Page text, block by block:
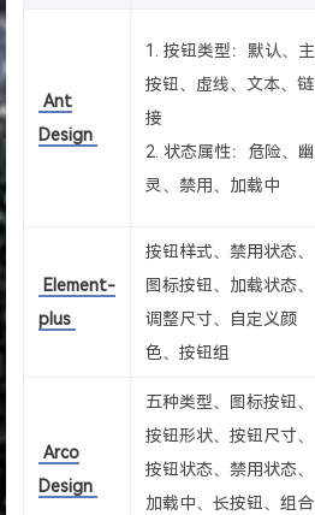
Ant
Design
1. 按钮类型：默认、主
按钮、虚线、文本、链
接
2. 状态属性：危险、幽
灵、禁用、加载中
Element-
plus
按钮样式、禁用状态、
图标按钮、加载状态、
调整尺寸、自定义颜
色、按钮组
Arco
Design
五种类型、图标按钮、
按钮形状、按钮尺寸、
按钮状态、禁用状态、
加载中、长按钮、组合